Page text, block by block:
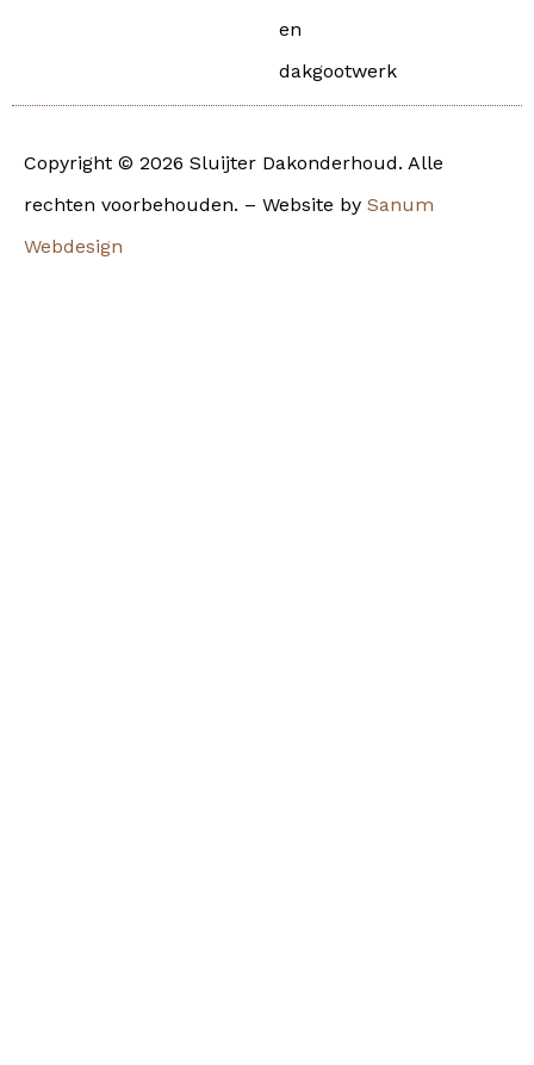
en
dakgootwerk
Copyright © 2026 Sluijter Dakonderhoud. Alle
rechten voorbehouden. – Website by Sanum
Webdesign